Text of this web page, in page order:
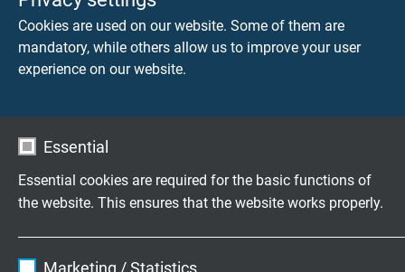
Cookies are used on our website. Some of them are
mandatory, while others allow us to improve your user
experience on our website.
Essential
Essential cookies are required for the basic functions of
the website. This ensures that the website works properly.
Marketing / Statistics
KATALOG INDIR (PDF)
Asansör kumanda kablosu
Sarılabilinir kablolar
Liman vinçleri için Kablo
Özel kablo başvuru formu
Konnektörlü kablolar